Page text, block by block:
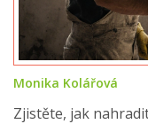
Monika Kolářová
Zjistěte, jak